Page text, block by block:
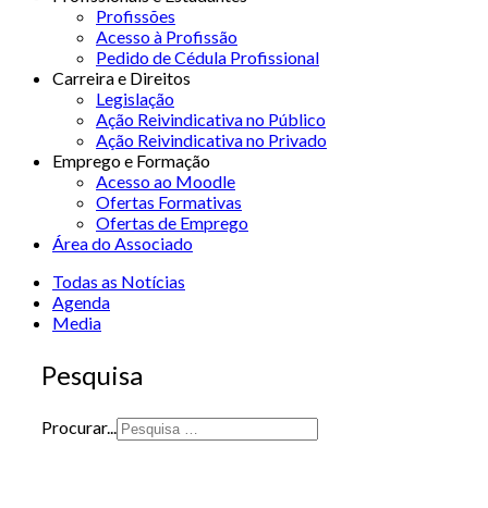
Profissões
Acesso à Profissão
Pedido de Cédula Profissional
Carreira e Direitos
Legislação
Ação Reivindicativa no Público
Ação Reivindicativa no Privado
Emprego e Formação
Acesso ao Moodle
Ofertas Formativas
Ofertas de Emprego
Área do Associado
Todas as Notícias
Agenda
Media
Pesquisa
Procurar...